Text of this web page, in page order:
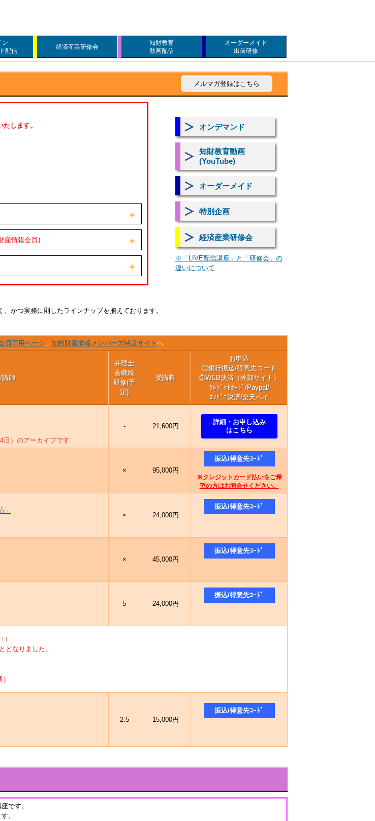
ン
配信
経済産業研修会
知財教育
動画配信
オーダーメイド
出前研修
メルマガ登録はこちら
します。
＋
＋
産情報会員 ）
＋
オンデマンド
知財教育動画
(YouTube)
オーダーメイド
特別企画
経済産業研修会
※「LIVE配信講座」と「研修会」の
違いについて
かつ実務に則したラインナップを揃えております。
員専用ページ、 知的財産情報メンバーズ特設サイト へ
講師
弁理士
会継続
研修(予
定)
受講料
お申込
①銀行振込/得意先コード
②WEB決済（外部サイト）
ｸﾚｼﾞｯﾄｶｰﾄﾞ/Paypal/
ｺﾝﾋﾞﾆ決済/楽天ペイ
日）のアーカイブです
- 21,600円
詳細・お申し込み
はこちら
× 95,000円
※クレジットカード払いをご希
望の方はお問合せください。
」
× 24,000円
× 45,000円
5 24,000円
となりました。
2.5 15,000円
です。
。